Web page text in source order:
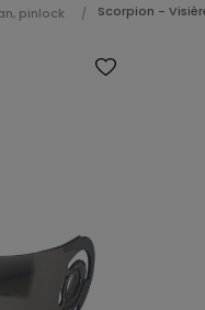
pinlock Scorpion -